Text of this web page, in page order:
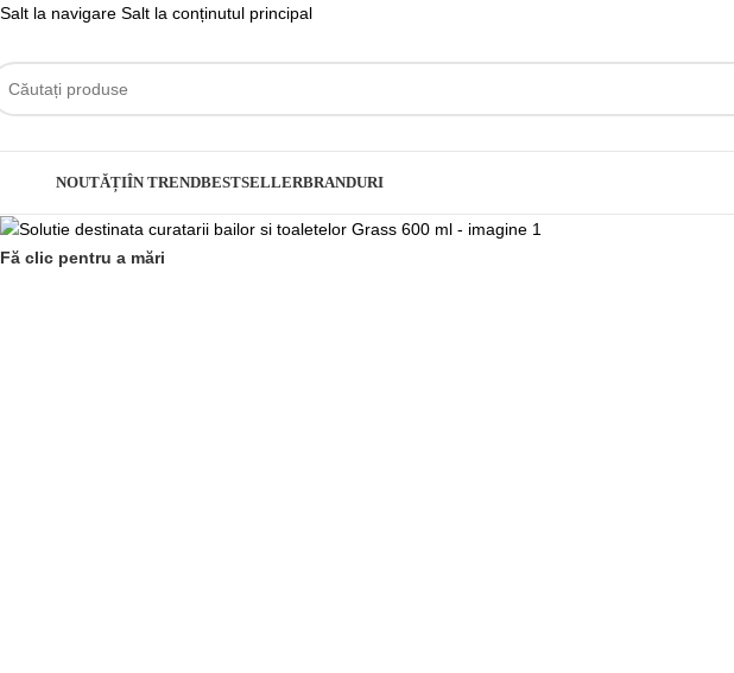
Salt la navigare Salt la conținutul principal
NOUTĂȚIÎN TRENDBESTSELLERBRANDURI
Fă clic pentru a mări